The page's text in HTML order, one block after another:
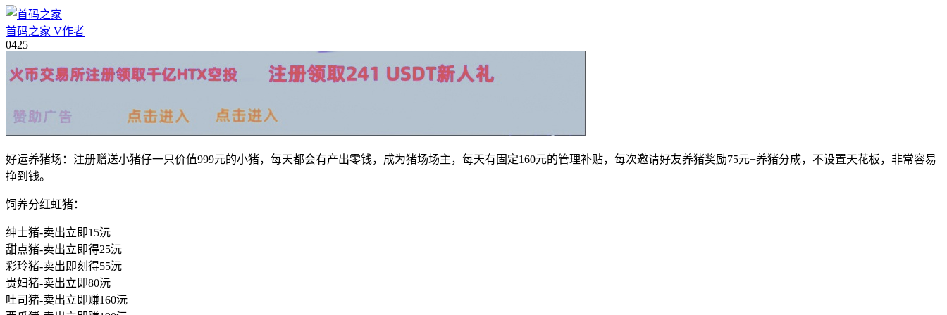
首码之家 V作者
0425
好运养猪场：注册赠送小猪仔一只价值999元的小猪，每天都会有产出零钱，成为猪场场主，每天有固定160元的管理补贴，每次邀请好友养猪奖励75元+养猪分成，不设置天花板，非常容易
挣到钱。
饲养分红虹猪：
绅士猪-卖出立即15沅
甜点猪-卖出立即得25沅
彩玲猪-卖出即刻得55沅
贵妇猪-卖出立即80沅
吐司猪-卖出立即赚160沅